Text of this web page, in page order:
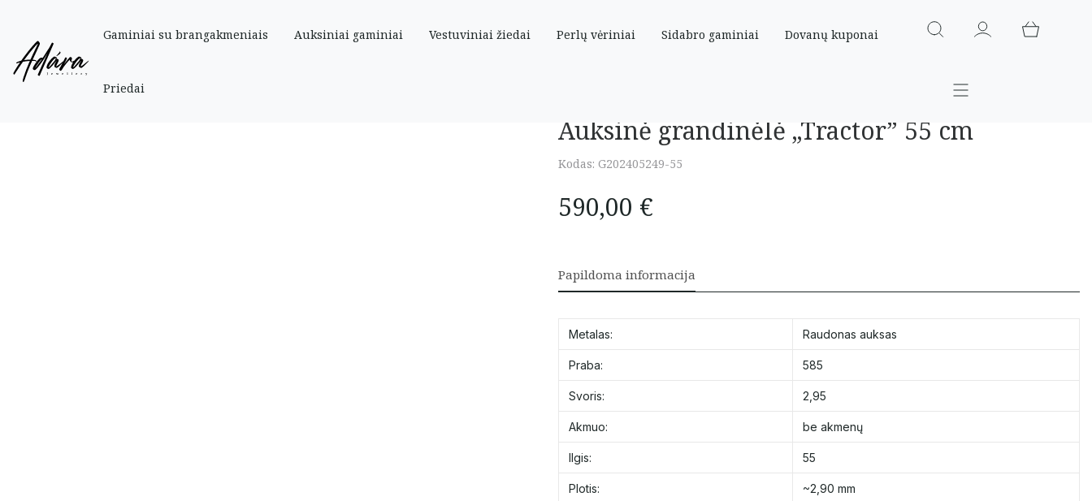
Gaminiai su brangakmeniais Auksiniai gaminiai Vestuviniai žiedai Perlų vėriniai Sidabro gaminiai Dovanų kuponai
Priedai
Pradinis Parduotuve » Auksiniai
Auksinė grandinėlė „Tractor” 55 cm
Kodas: G202405249-55
590,00 €
Papildoma informacija
Metalas: Raudonas auksas
Praba: 585
Svoris: 2,95
Akmuo: be akmenų
Ilgis: 55
Plotis: ~2,90 mm